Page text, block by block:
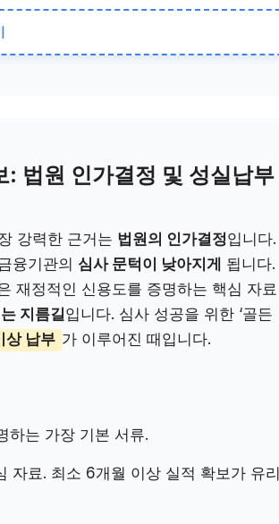
법원 인가결정 및 성실납부
강력한 근거는 법원의 인가결정입니다.
융기관의 심사 문턱이 낮아지게 됩니다.
재정적인 신용도를 증명하는 핵심 자료
지름길입니다. 심사 성공을 위한 ‘골든
상 납부 가 이루어진 때입니다.
하는 가장 기본 서류.
자료. 최소 6개월 이상 실적 확보가 유리